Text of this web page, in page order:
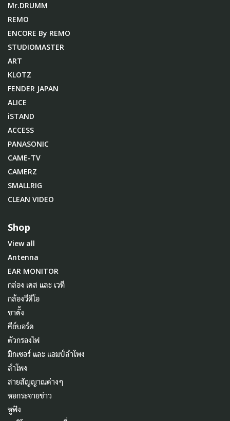
Mr.DRUMM
REMO
ENCORE By REMO
STUDIOMASTER
ART
KLOTZ
FENDER JAPAN
ALICE
iSTAND
ACCESS
PANASONIC
CAME-TV
CAMERZ
SMALLRIG
CLEAN VIDEO
Shop
View all
Antenna
EAR MONITOR
กล่อง เคส และ เวที
กล้องวีดีโอ
ขาตั้ง
คีย์บอร์ด
ตัวกรองไฟ
มิกเซอร์ และ แอมป์ลำโพง
ลำโพง
สายสัญญาณต่างๆ
หอกระจายข่าว
หูฟัง